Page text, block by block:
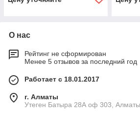
О нас
Рейтинг не сформирован
Менее 5 отзывов за последний год
Работает с 18.01.2017
г. Алматы
Утеген Батыра 28А оф 303,